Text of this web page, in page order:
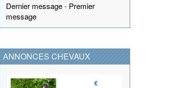
Dernier message- Premier
message
ANNONCES CHEVAUX
€